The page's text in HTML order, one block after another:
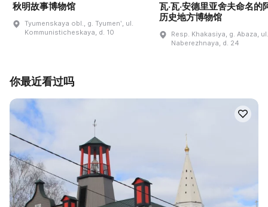
秋明故事博物馆
Tyumenskaya obl., g. Tyumenʹ, ul.
Kommunisticheskaya, d. 10
瓦·瓦·安德里亚舍夫命名的
历史地方博物馆
Resp. Khakasiya, g. Abaza, ul.
Naberezhnaya, d. 24
你最近看过吗